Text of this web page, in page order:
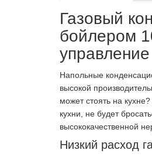
Газовый
бойлером
Напольные
высокой
может стоять на
кухни, не будет
высококачественной
Низкий расход